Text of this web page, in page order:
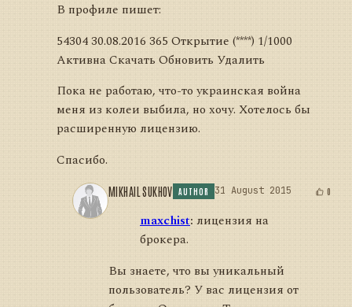
В профиле пишет:
54304 30.08.2016 365 Открытие (****) 1/1000
Активна Скачать Обновить Удалить
Пока не работаю, что-то украинская война
меня из колеи выбила, но хочу. Хотелось бы
расширенную лицензию.
Спасибо.
MIKHAIL SUKHOV AUTHOR 31 August 2015 0
maxchist: лицензия на
брокера.
Вы знаете, что вы уникальный
пользователь? У вас лицензия от